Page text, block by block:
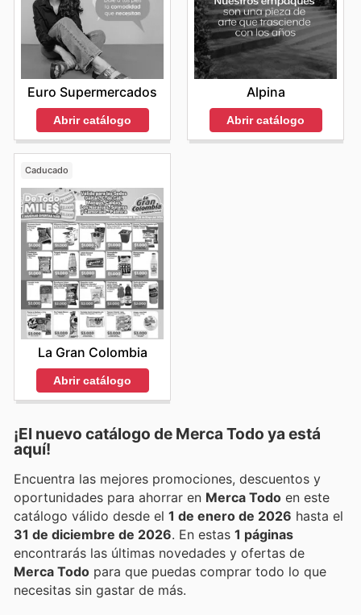
Euro Supermercados
Abrir catálogo
Alpina
Abrir catálogo
Caducado
La Gran Colombia
Abrir catálogo
¡El nuevo catálogo de Merca Todo ya está
aquí!
Encuentra las mejores promociones, descuentos y
oportunidades para ahorrar en Merca Todo en este
catálogo válido desde el 1 de enero de 2026 hasta el
31 de diciembre de 2026 . En estas 1 páginas
encontrarás las últimas novedades y ofertas de
Merca Todo para que puedas comprar todo lo que
necesitas sin gastar de más.